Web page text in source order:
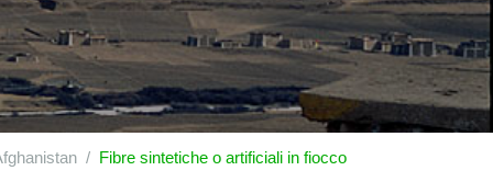
Fibre sintetiche o artificiali in fiocco